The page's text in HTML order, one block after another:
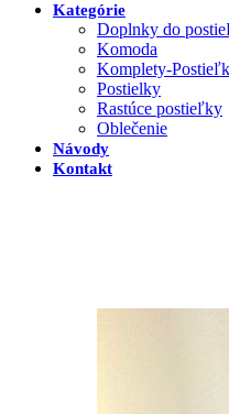
Kategórie
Doplnky do
Komoda
Komplety-
Postielky
Rastúce postieľky
Oblečenie
Návody
Kontakt